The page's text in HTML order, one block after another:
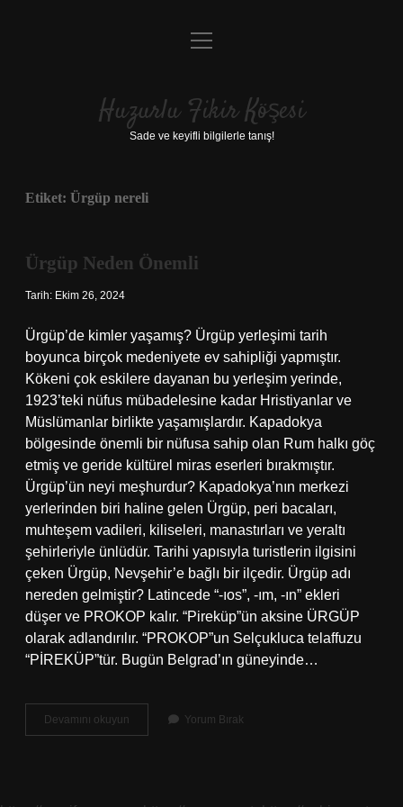
Anasayfa
Yasal Uyarı
menüyü
Huzurlu Fikir Köşesi
Sade ve keyifli bilgilerle tanış!
Etiket: Ürgüp nereli
Ürgüp Neden Önemli
Tarih: Ekim 26, 2024
Ürgüp’de kimler yaşamış? Ürgüp yerleşimi tarih
boyunca birçok medeniyete ev sahipliği yapmıştır.
Kökeni çok eskilere dayanan bu yerleşim yerinde,
1923’teki nüfus mübadelesine kadar Hristiyanlar ve
Müslümanlar birlikte yaşamışlardır. Kapadokya
bölgesinde önemli bir nüfusa sahip olan Rum halkı göç
etmiş ve geride kültürel miras eserleri bırakmıştır.
Ürgüp’ün neyi meşhurdur? Kapadokya’nın merkezi
yerlerinden biri haline gelen Ürgüp, peri bacaları,
muhteşem vadileri, kiliseleri, manastırları ve yeraltı
şehirleriyle ünlüdür. Tarihi yapısıyla turistlerin ilgisini
çeken Ürgüp, Nevşehir’e bağlı bir ilçedir. Ürgüp adı
nereden gelmiştir? Latincede “-ıos”, -ım, -ın” ekleri
düşer ve PROKOP kalır. “Pireküp”ün aksine ÜRGÜP
olarak adlandırılır. “PROKOP”un Selçukluca telaffuzu
“PİREKÜP”tür. Bugün Belgrad’ın güneyinde…
Devamını okuyun
Neden
Yorum Bırak